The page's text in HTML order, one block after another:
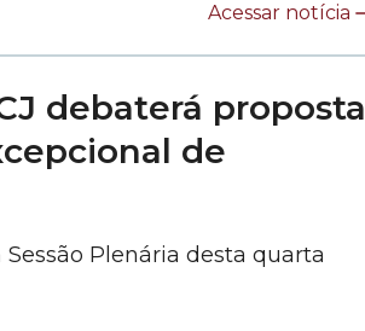
Acessar notícia
debaterá proposta
de
Plenária desta quarta